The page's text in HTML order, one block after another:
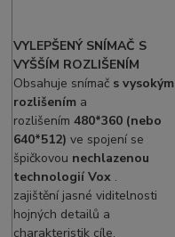
VYLEPŠENÝ SNÍMAČ S
VYŠŠÍM ROZLIŠENÍM
Obsahuje snímač s vysokým
rozlišením a
rozlišením480*360 (nebo
640*512) ve spojení se
špičkovou nechlazenou
technologií Vox .
zajištění jasné viditelnosti
hojných detailů a
charakteristik cíle.